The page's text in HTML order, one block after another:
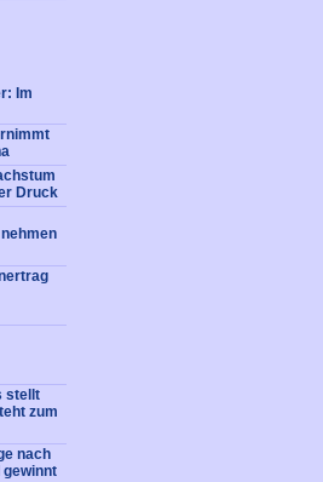
Im
Druck
stellt
zum
nach